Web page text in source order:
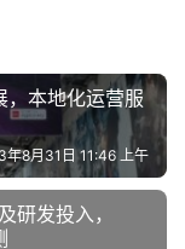
，本地化运营服
年8月31日 11:46 上午
研发投入，